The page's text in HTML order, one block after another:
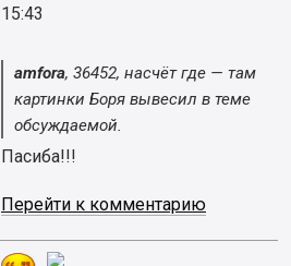
15:43
amfora, 36452, насчёт где — там
картинки Боря вывесил в теме
обсуждаемой.
Пасиба!!!
Перейти к комментарию